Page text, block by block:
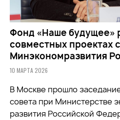
Фонд «Наше будущее»
совместных проектах с
Минэкономразвития
10 МАРТА 2026
В Москве прошло
совета при Министерстве
развития Российской